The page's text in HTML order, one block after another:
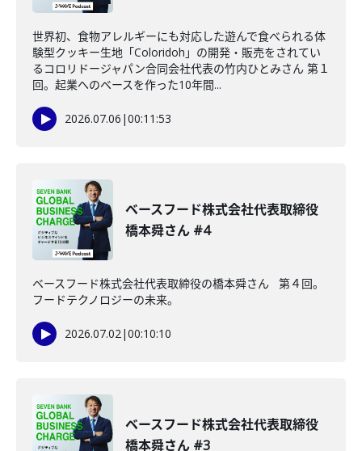
世界初、食物アレルギーにも対応した遊んで食べられる体
験型クッキー生地「Coloridoh」の開発・販売をされてい
るコロリドージャパン合同会社代表の竹内ひとみさん 第１
回。起業へのベースを作った10年間...
2026.07.06 |00:11:53
ベースフード株式会社代表取締役
橋本舜さん #4
ベースフード株式会社代表取締役の橋本舜さん 第４回。
フードテクノロジーの未来。
2026.07.02|00:10:10
ベースフード株式会社代表取締役
橋本舜さん #3